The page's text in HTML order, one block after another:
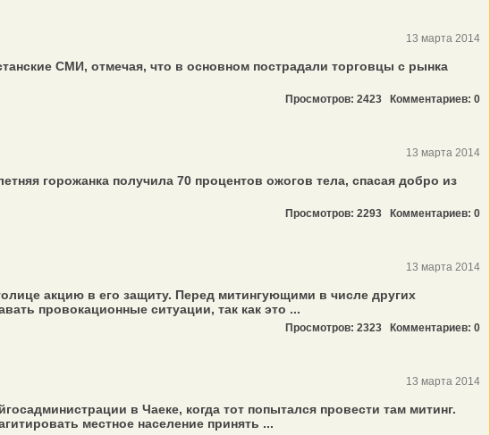
13 марта 2014
СМИ, отмечая, что в основном пострадали торговцы с рынка
Просмотров: 2423 Комментариев: 0
13 марта 2014
горожанка получила 70 процентов ожогов тела, спасая добро из
Просмотров: 2293 Комментариев: 0
13 марта 2014
акцию в его защиту. Перед митингующими в числе других
провокационные ситуации, так как это ...
Просмотров: 2323 Комментариев: 0
13 марта 2014
в Чаеке, когда тот попытался провести там митинг.
местное население принять ...